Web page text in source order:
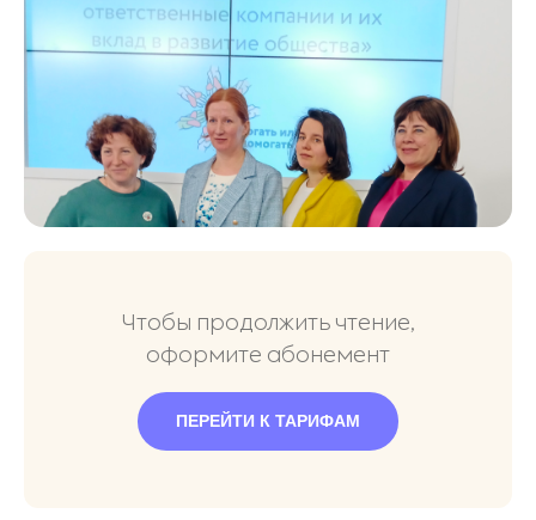
Чтобы продолжить чтение,
оформите абонемент
ПЕРЕЙТИ К ТАРИФАМ